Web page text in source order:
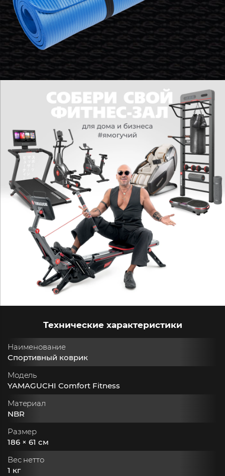
Технические характеристики
Наименование
Спортивный коврик
Модель
YAMAGUCHI Comfort Fitness
Материал
NBR
Размер
186 × 61 см
Вес нетто
1 кг